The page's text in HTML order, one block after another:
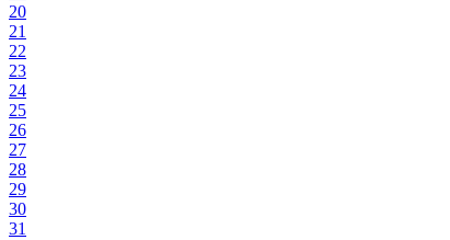
20
21
22
23
24
25
26
27
28
29
30
31